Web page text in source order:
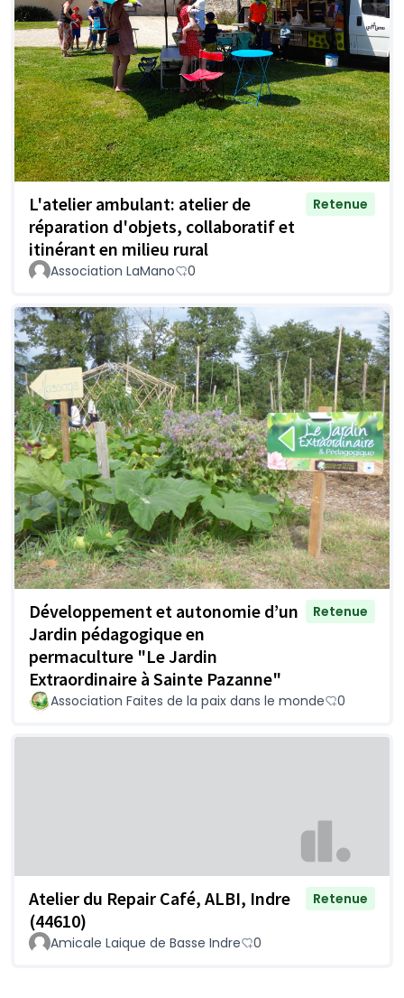
L'atelier ambulant: atelier de
réparation d'objets, collaboratif et
itinérant en milieu rural
Retenue
Association LaMano 0
Développement et autonomie d’un
Jardin pédagogique en
permaculture "Le Jardin
Extraordinaire à Sainte Pazanne"
Retenue
Association Faites de la paix dans le monde 0
Atelier du Repair Café, ALBI, Indre
(44610)
Retenue
Amicale Laique de Basse Indre 0